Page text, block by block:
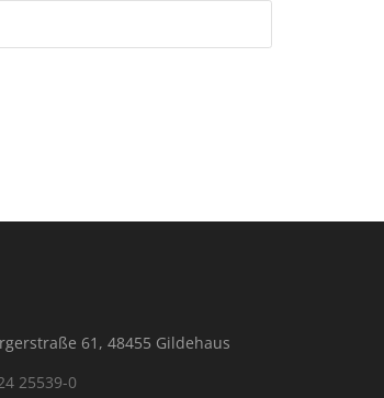
61, 48455 Gildehaus
25539-0